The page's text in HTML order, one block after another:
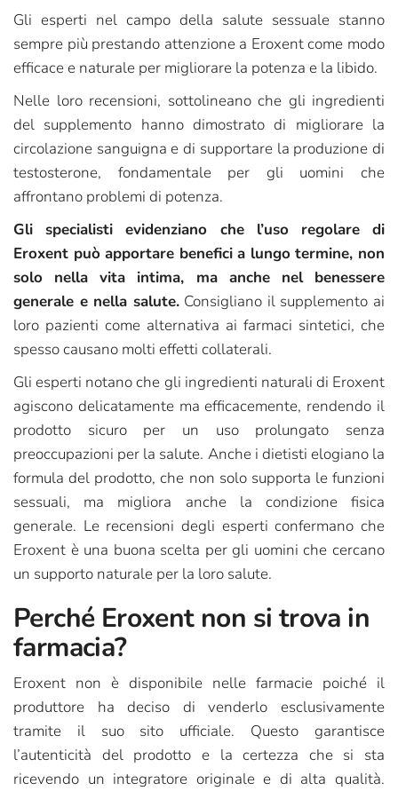
Gli esperti nel campo della salute sessuale stanno
sempre più prestando attenzione a Eroxent come modo
efficace e naturale per migliorare la potenza e la libido.
Nelle loro recensioni, sottolineano che gli ingredienti
del supplemento hanno dimostrato di migliorare la
circolazione sanguigna e di supportare la produzione di
testosterone, fondamentale per gli uomini che
affrontano problemi di potenza.
Gli specialisti evidenziano che l’uso regolare di
Eroxent può apportare benefici a lungo termine, non
solo nella vita intima, ma anche nel benessere
generale e nella salute.Consigliano il supplemento ai
loro pazienti come alternativa ai farmaci sintetici, che
spesso causano molti effetti collaterali.
Gli esperti notano che gli ingredienti naturali di Eroxent
agiscono delicatamente ma efficacemente, rendendo il
prodotto sicuro per un uso prolungato senza
preoccupazioni per la salute. Anche i dietisti elogiano la
formula del prodotto, che non solo supporta le funzioni
sessuali, ma migliora anche la condizione fisica
generale. Le recensioni degli esperti confermano che
Eroxent è una buona scelta per gli uomini che cercano
un supporto naturale per la loro salute.
Perché Eroxent non si trova in
farmacia?
Eroxent non è disponibile nelle farmacie poiché il
produttore ha deciso di venderlo esclusivamente
tramite il suo sito ufficiale. Questo garantisce
l’autenticità del prodotto e la certezza che si sta
ricevendo un integratore originale e di alta qualità.